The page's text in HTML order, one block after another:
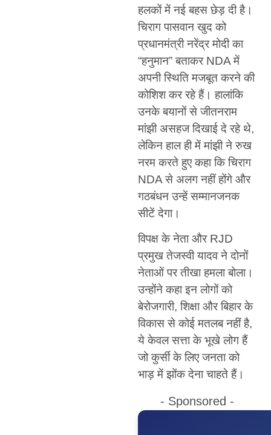
हलकों में नई बहस छेड़ दी है।
चिराग पासवान खुद को
प्रधानमंत्री नरेंद्र मोदी का
“हनुमान” बताकर NDA में
अपनी स्थिति मजबूत करने की
कोशिश कर रहे हैं। हालांकि
उनके बयानों से जीतनराम
मांझी असहज दिखाई दे रहे थे,
लेकिन हाल ही में मांझी ने रुख
नरम करते हुए कहा कि चिराग
NDA से अलग नहीं होंगे और
गठबंधन उन्हें सम्मानजनक
सीटें देगा।
विपक्ष के नेता और RJD
प्रमुख तेजस्वी यादव ने दोनों
नेताओं पर तीखा हमला बोला।
उन्होंने कहा इन लोगों को
बेरोजगारी, शिक्षा और बिहार के
विकास से कोई मतलब नहीं है,
ये केवल सत्ता के भूखे लोग हैं
जो कुर्सी के लिए जनता को
भाड़ में झोंक देना चाहते हैं।
- Sponsored -